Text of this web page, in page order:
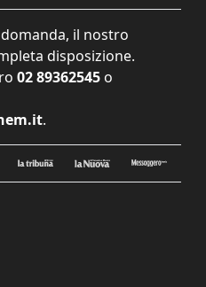
il nostro
disposizione.
02 89362545 o
.